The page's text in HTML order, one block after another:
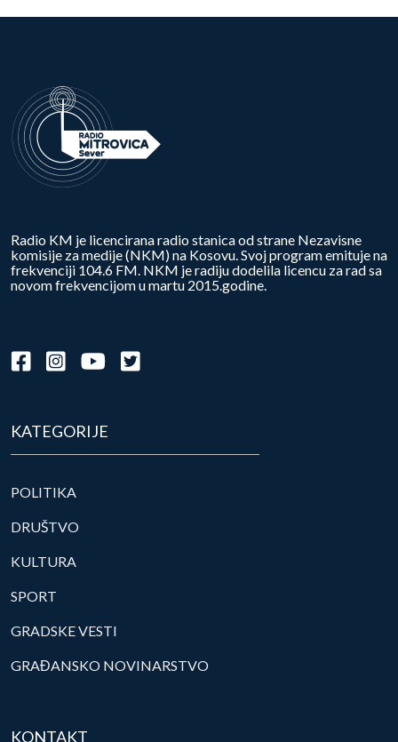
Radio KM je licencirana radio stanica od strane Nezavisne
komisije za medije (NKM) na Kosovu. Svoj program emituje na
frekvenciji 104.6 FM. NKM je radiju dodelila licencu za rad sa
novom frekvencijom u martu 2015.godine.
KATEGORIJE
POLITIKA
DRUŠTVO
KULTURA
SPORT
GRADSKE VESTI
GRAĐANSKO NOVINARSTVO
KONTAKT